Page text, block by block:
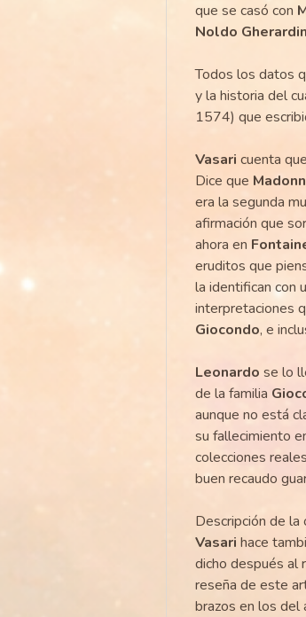
que se casó con
Noldo
Todos los datos
y la historia del
1574) que
Vasari cuenta que
Dice que
era la segunda
afirmación que
ahora en
eruditos que
la identifican con
interpretaciones
Giocondo, e
Leonardo se lo
de la familia
aunque no está
su fallecimiento
colecciones
buen recaudo
Descripción de la
Vasari hace
dicho después al
reseña de este
brazos en los del